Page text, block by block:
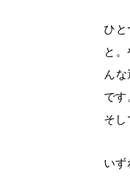
ひと
と
ん
です
そし
いず